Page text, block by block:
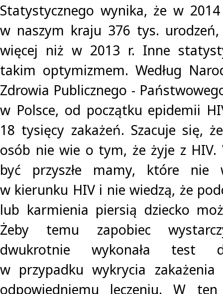
Statystycznego wynika, że w
w naszym kraju 376 tys.
więcej niż w 2013 r. Inne
takim optymizmem. Według
Zdrowia Publicznego -
w Polsce, od początku epidemii
18 tysięcy zakażeń. Szacuje się,
osób nie wie o tym, że żyje z HIV.
być przyszłe mamy, które nie
w kierunku HIV i nie wiedzą, że
lub karmienia piersią dziecko
Żeby temu zapobiec
dwukrotnie wykonała test
w przypadku wykrycia zakażenia
odpowiedniemu leczeniu. W ten